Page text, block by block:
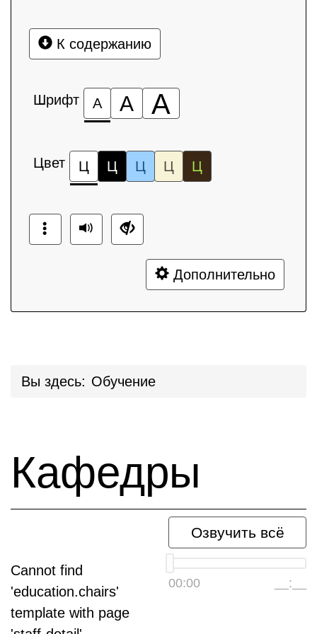
К содержанию
Шрифт А А А
Цвет Ц Ц Ц Ц Ц
Дополнительно
Вы здесь: Обучение
Кафедры
Озвучить всё
00:00 __:__
Cannot find
'education.chairs'
template with page